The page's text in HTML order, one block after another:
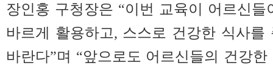
장인홍 구청장은 “이번 교육이 어르신
바르게 활용하고, 스스로 건강한 식사
바란다”며 “앞으로도 어르신들의 건강